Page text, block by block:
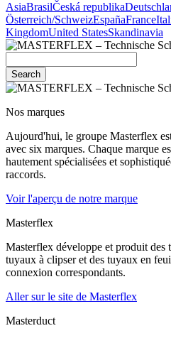
AsiaBrasilČeská republika
Österreich/SchweizEspañaFrance
KingdomUnited StatesSkandinavia
Search
Nos marques
Aujourd'hui, le groupe Masterflex
avec six marques. Chaque marque
hautement spécialisées et
raccords.
Voir l'aperçu de notre marque
Masterflex
Masterflex développe et produit des
tuyaux à clipser et des tuyaux en
connexion correspondants.
Aller sur le site de Masterflex
Masterduct